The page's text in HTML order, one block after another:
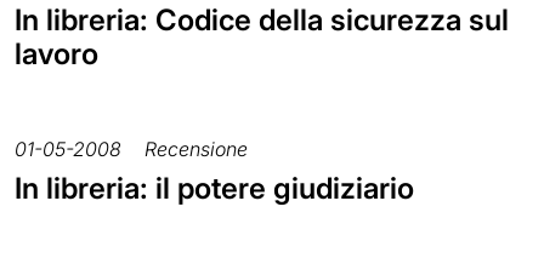
In libreria: Codice della sicurezza sul
lavoro
01-05-2008 Recensione
In libreria: il potere giudiziario